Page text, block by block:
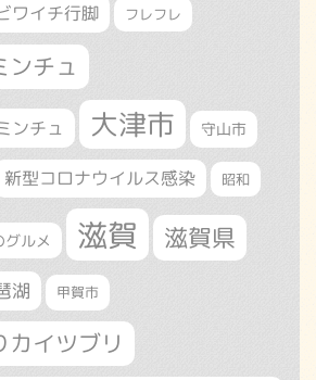
ワイチ行脚 フレフレ
ンチュ
ンチュ 大津市 守山市
新型コロナウイルス感染 昭和
グルメ 滋賀 滋賀県
湖 甲賀市
イツブリ